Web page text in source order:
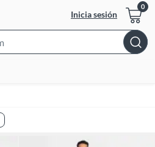
Inicia sesión
Bar